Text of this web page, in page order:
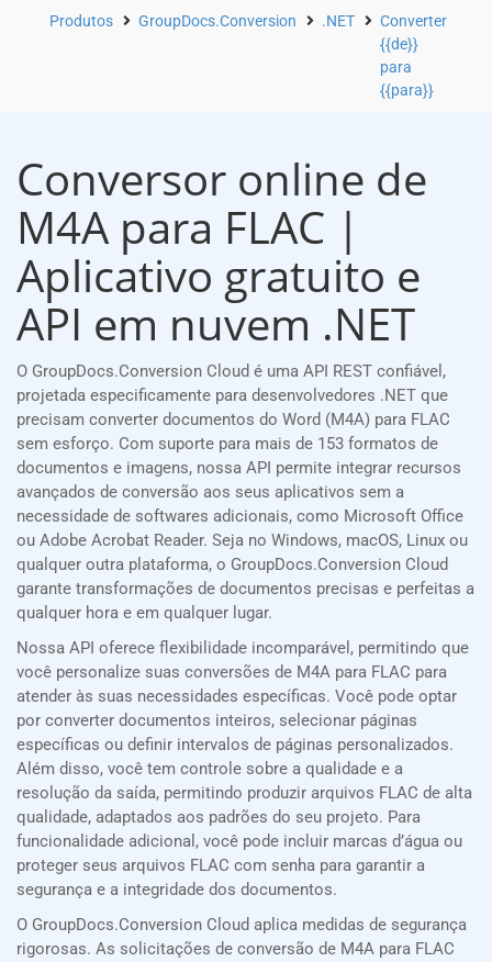
Produtos GroupDocs.Conversion .NET
Converter
{{de}}
para
{{para}}
Conversor online de
M4A para FLAC |
Aplicativo gratuito e
API em nuvem .NET
O GroupDocs.Conversion Cloud é uma API REST confiável,
projetada especificamente para desenvolvedores .NET que
precisam converter documentos do Word (M4A) para FLAC
sem esforço. Com suporte para mais de 153 formatos de
documentos e imagens, nossa API permite integrar recursos
avançados de conversão aos seus aplicativos sem a
necessidade de softwares adicionais, como Microsoft Office
ou Adobe Acrobat Reader. Seja no Windows, macOS, Linux ou
qualquer outra plataforma, o GroupDocs.Conversion Cloud
garante transformações de documentos precisas e perfeitas a
qualquer hora e em qualquer lugar.
Nossa API oferece flexibilidade incomparável, permitindo que
você personalize suas conversões de M4A para FLAC para
atender às suas necessidades específicas. Você pode optar
por converter documentos inteiros, selecionar páginas
específicas ou definir intervalos de páginas personalizados.
Além disso, você tem controle sobre a qualidade e a
resolução da saída, permitindo produzir arquivos FLAC de alta
qualidade, adaptados aos padrões do seu projeto. Para
funcionalidade adicional, você pode incluir marcas d’água ou
proteger seus arquivos FLAC com senha para garantir a
segurança e a integridade dos documentos.
O GroupDocs.Conversion Cloud aplica medidas de segurança
rigorosas. As solicitações de conversão de M4A para FLAC